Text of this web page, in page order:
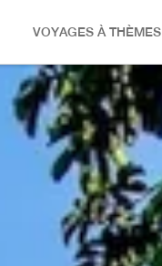
VOYAGES À THÈMES